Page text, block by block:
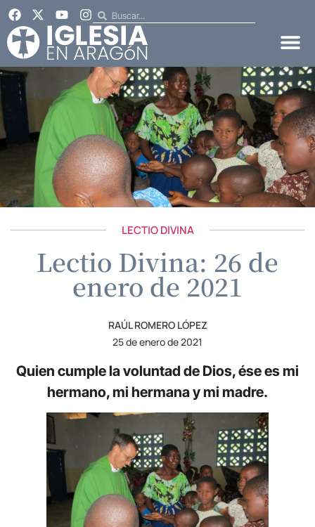
LECTIO DIVINA
Lectio Divina: 26 de
enero de 2021
RAÚL ROMERO LÓPEZ
25 de enero de 2021
Quien cumple la voluntad de Dios, ése es mi
hermano, mi hermana y mi madre.